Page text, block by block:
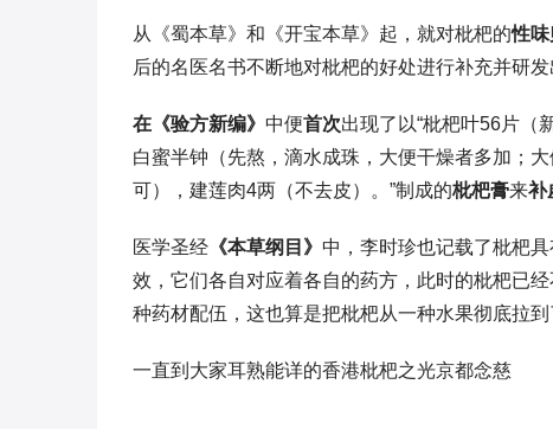
从《蜀本草》和《开宝本草》起，就对枇杷的性
后的名医名书不断地对枇杷的好处进行补充并研发
在《验方新编》 中便首次出现了以“枇杷叶56片（
白蜜半钟（先熬，滴水成珠，大便干燥者多加；
可），建莲肉4两（不去皮）。”制成的枇杷膏来补
医学圣经 《本草纲目》 中，李时珍也记载了枇杷
效，它们各自对应着各自的药方，此时的枇杷已
种药材配伍，这也算是把枇杷从一种水果彻底拉到
一直到大家耳熟能详的香港枇杷之光京都念慈